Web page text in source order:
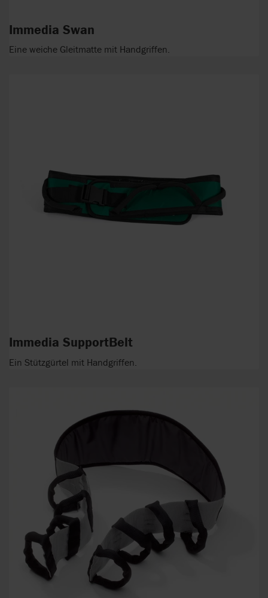
Immedia Swan
Eine weiche Gleitmatte mit Handgriffen.
Immedia SupportBelt
Ein Stützgürtel mit Handgriffen.